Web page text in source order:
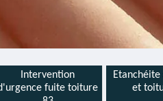
Intervention
fuite toiture
et